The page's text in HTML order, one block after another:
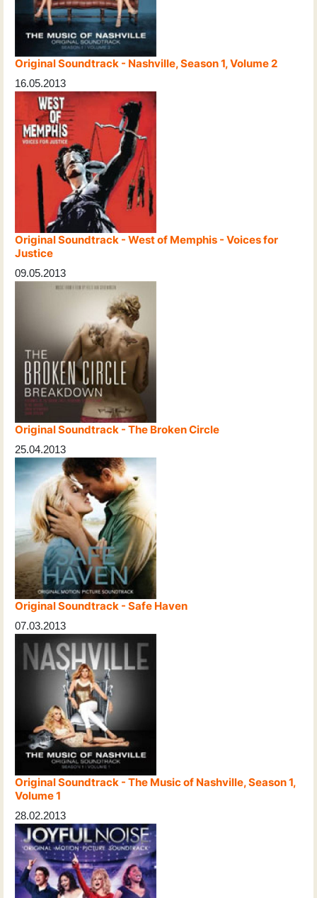
Original Soundtrack - Nashville, Season 1, Volume 2
16.05.2013
Original Soundtrack - West of Memphis - Voices for
Justice
09.05.2013
Original Soundtrack - The Broken Circle
25.04.2013
Original Soundtrack - Safe Haven
07.03.2013
Original Soundtrack - The Music of Nashville, Season 1,
Volume 1
28.02.2013